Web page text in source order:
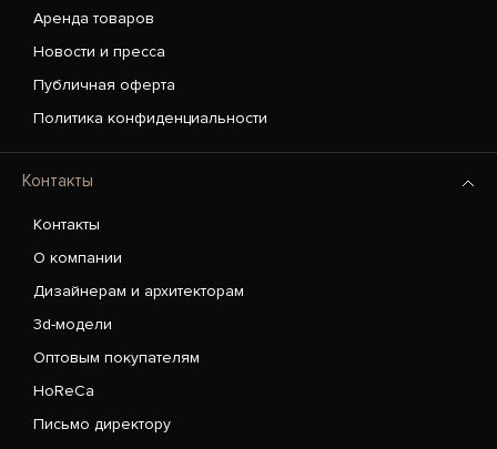
Аренда товаров
Новости и пресса
Публичная оферта
Политика конфиденциальности
Контакты
Контакты
О компании
Дизайнерам и архитекторам
3d-модели
Оптовым покупателям
HoReCa
Письмо директору